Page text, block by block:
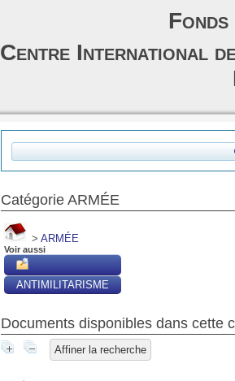
Catégorie ARMÉE
> ARMÉE
Voir aussi
ANTIMILITARISME
Documents disponibles dans cette
Affiner la recherche
Centre International